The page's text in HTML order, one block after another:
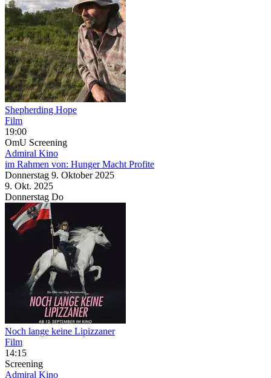
Shepherding Hope
Film
19:00
OmU Screening
Admiral Kino
im Rahmen von: Hunger Macht Profite
Donnerstag 9. Oktober 2025
9. Okt. 2025
Donnerstag Do
Noch lange keine Lipizzaner
Film
14:15
Screening
Admiral Kino